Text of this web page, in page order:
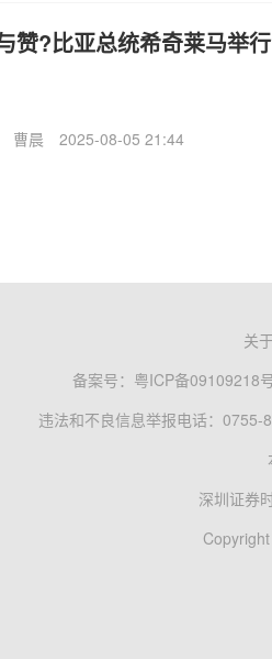
赞?比亚总统希奇莱马举
曹晨 2025-08-05 21:44
关
备案号： 粤ICP备09109218
违法和不良信息举报电话：0755-
深圳证券